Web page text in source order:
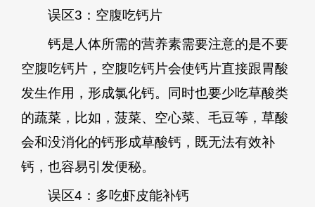
误区3：空腹吃钙片
钙是人体所需的营养素需要注意的是不要
空腹吃钙片，空腹吃钙片会使钙片直接跟胃酸
发生作用，形成氯化钙。同时也要少吃草酸类
的蔬菜，比如，菠菜、空心菜、毛豆等，草酸
会和没消化的钙形成草酸钙，既无法有效补
钙，也容易引发便秘。
误区4：多吃虾皮能补钙